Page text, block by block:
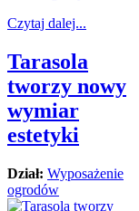
Czytaj dalej...
Tarasola
tworzy nowy
wymiar
estetyki
Dział: Wyposażenie
ogrodów